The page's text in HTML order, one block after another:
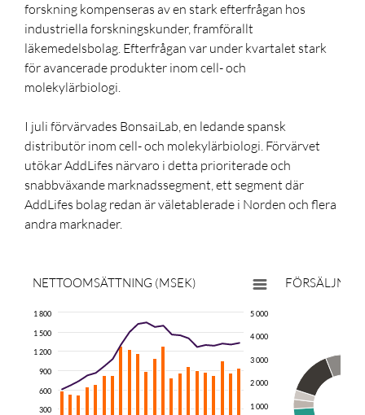
forskning kompenseras av en stark efterfrågan hos
industriella forskningskunder, framförallt
läkemedelsbolag. Efterfrågan var under kvartalet stark
för avancerade produkter inom cell- och
molekylärbiologi.
I juli förvärvades BonsaiLab, en ledande spansk
distributör inom cell- och molekylärbiologi. Förvärvet
utökar AddLifes närvaro i detta prioriterade och
snabbväxande marknadssegment, ett segment där
AddLifes bolag redan är väletablerade i Norden och flera
andra marknader.
NETTOOMSÄTTNING (MSEK)
300
600
900
1 200
1 500
1 800
1 000
2 000
3 000
4 000
5 000